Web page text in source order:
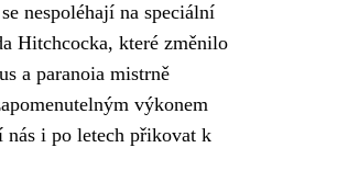
nespoléhají na speciální
Hitchcocka, které změnilo
a paranoia mistrně
výkonem
nás i po letech přikovat k